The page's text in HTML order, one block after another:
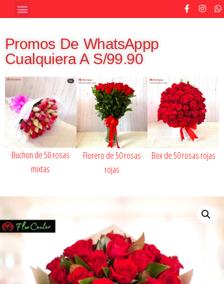
Promos De WhatsAppp
Cualquiera A S/99.90
Buchon de 50 rosas
mixtas
Florero de 50 rosas
rojas
Box de 50 rosas rojas